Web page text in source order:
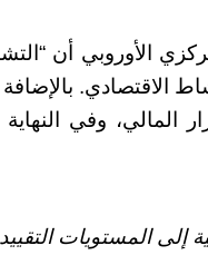
الأوروبي أن
الاقتصادي.
المالي، وفي
إلى المستويات